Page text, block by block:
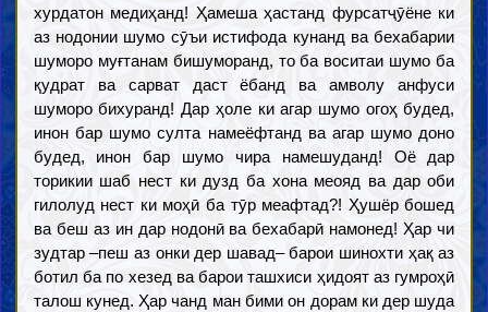
хурдатон медиҳанд! Ҳамеша ҳастанд фурсатҷӯёне ки
аз нодонии шумо сӯъи истифода кунанд ва бехабарии
шуморо муғтанам бишуморанд, то ба воситаи шумо ба
қудрат ва сарват даст ёбанд ва амволу анфуси
шуморо бихуранд! Дар ҳоле ки агар шумо огоҳ будед,
инон бар шумо султа намеёфтанд ва агар шумо доно
будед, инон бар шумо чира намешуданд! Оё дар
торикии шаб нест ки дузд ба хона меояд ва дар оби
гилолуд нест ки моҳӣ ба тӯр меафтад?! Ҳушёр бошед
ва беш аз ин дар нодонӣ ва бехабарӣ намонед! Ҳар чи
зудтар –пеш аз онки дер шавад– барои шинохти ҳақ аз
ботил ба по хезед ва барои ташхиси ҳидоят аз гумроҳӣ
талош кунед. Ҳар чанд ман бими он дорам ки дер шуда